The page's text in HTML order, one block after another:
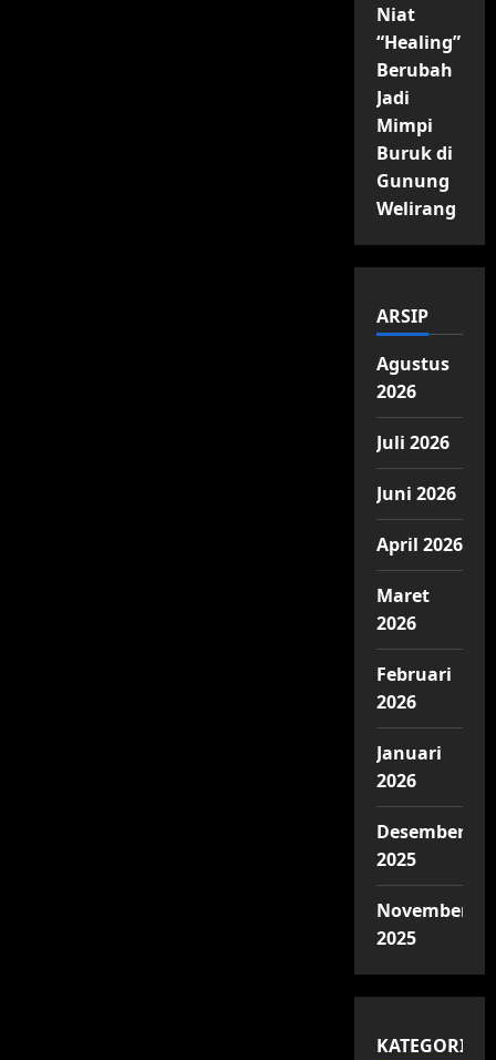
Niat
“Healing”
Berubah
Jadi
Mimpi
Buruk di
Gunung
Welirang
ARSIP
Agustus
2026
Juli 2026
Juni 2026
April 2026
Maret
2026
Februari
2026
Januari
2026
Desember
2025
November
2025
KATEGORI